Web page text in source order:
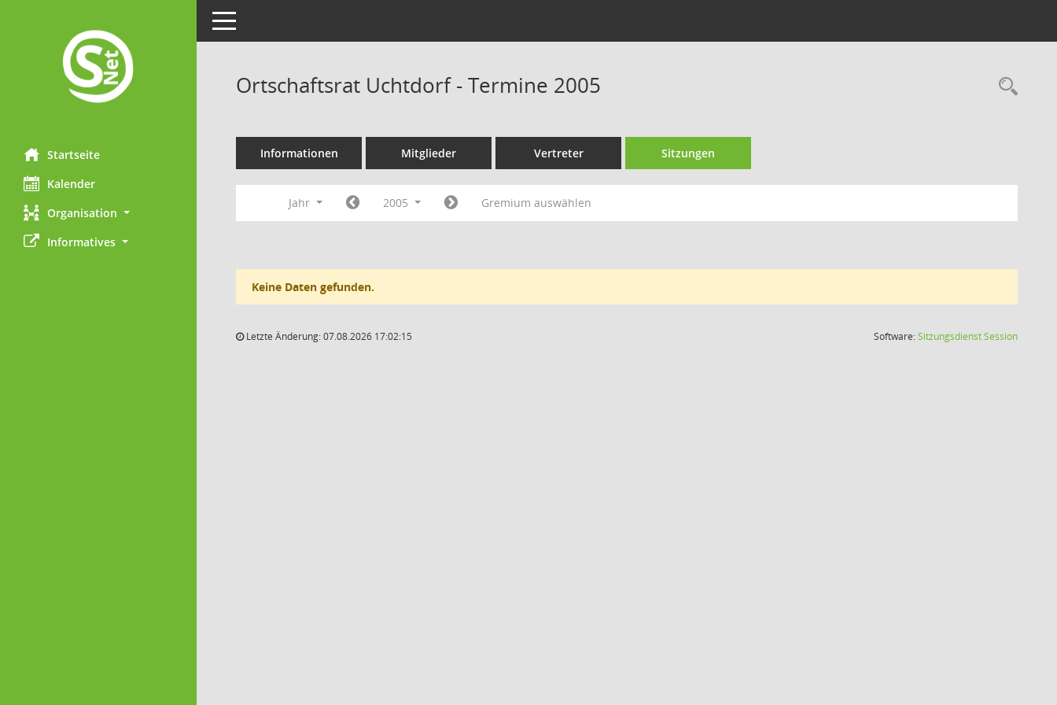
Startseite
Kalender
Organisation
Informatives
Toggle navigation
Ortschaftsrat Uchtdorf - Termine 2005
Informationen Mitglieder Vertreter Sitzungen
Jahr 2005 Gremium auswählen
Keine Daten gefunden.
Letzte Änderung: 07.08.2026 17:02:15 Software:SitzungsdienstSession(Wird in